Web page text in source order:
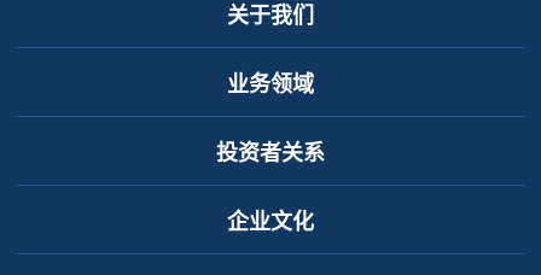
关于我们
业务领域
投资者关系
企业文化